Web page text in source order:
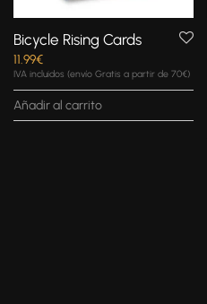
Bicycle Rising Cards
11.99€
IVA incluidos (envío Gratis a partir de 70€)
Añadir al carrito